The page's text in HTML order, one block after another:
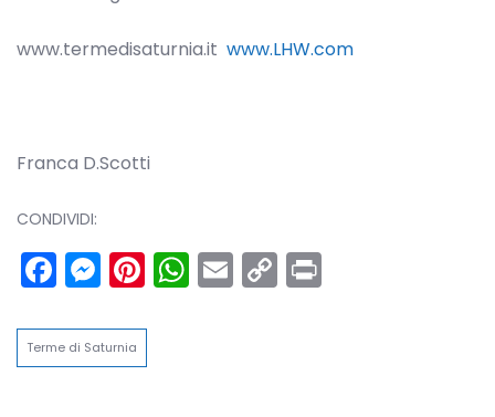
www.termedisaturnia.it www.LHW.com
Franca D.Scotti
CONDIVIDI:
Facebook
Messenger
Pinterest
WhatsApp
Email
Copy
Terme di Saturnia